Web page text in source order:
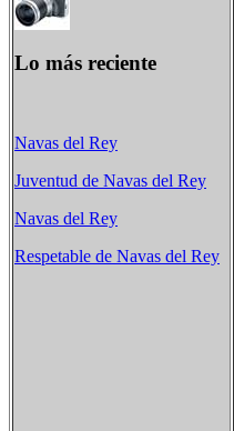
Lo más reciente
Navas del Rey
Juventud de Navas del Rey
Navas del Rey
Respetable de Navas del Rey